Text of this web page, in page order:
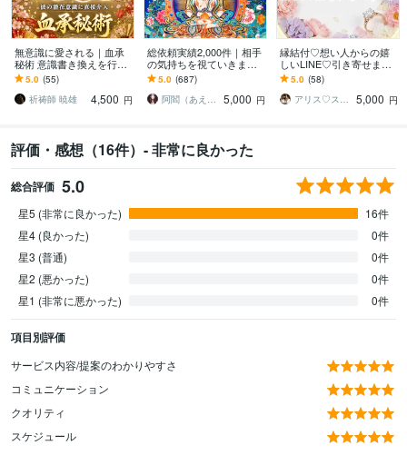
無意識に愛される｜血承
秘術 意識書き換えを行い
ます 復縁／片思い／ツイ
ンレイ／潜在意識／彼の
気持ち／複雑愛
5.0 (55)
祈祷師 暁雄
4,500 円
総依頼実績2,000件｜相手
の気持ちを視ていきます
言葉にされていない本音
や、この恋の可能性を丁
寧にお伝えします
5.0 (687)
阿閻（あえん）
5,000 円
縁結付♡想い人からの嬉
しいLINE♡引き寄せます
大好きな人だからこのご
縁結びたい♡各種SNS、D
M等もOK
5.0 (58)
アリス♡スピリチュアルカウンセラー
5,000 円
評価・感想（16件）- 非常に良かった
総合評価 5.0
星5 (非常に良かった)
16件
星4 (良かった)
0件
星3 (普通)
0件
星2 (悪かった)
0件
星1 (非常に悪かった)
0件
項目別評価
サービス内容/提案のわかりやすさ
コミュニケーション
クオリティ
スケジュール